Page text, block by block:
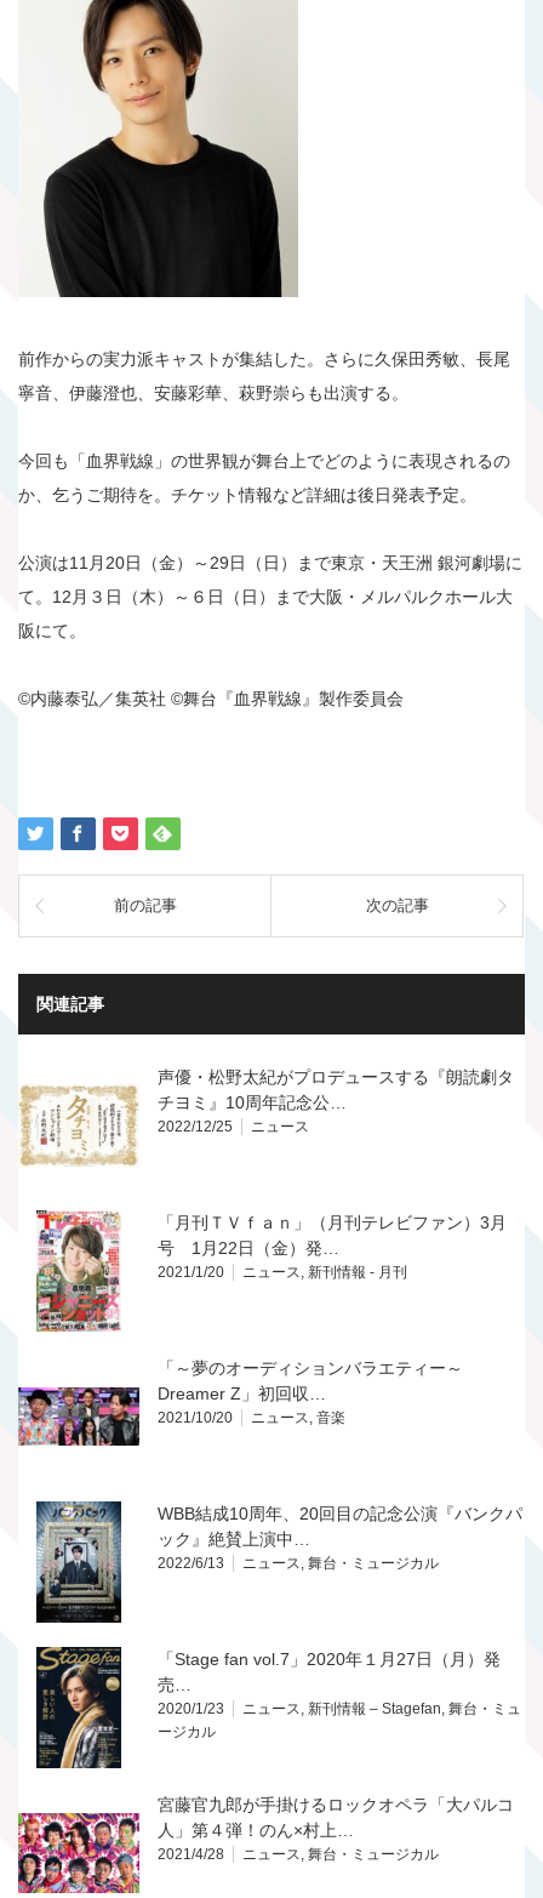
前作からの実力派キャストが集結した。さらに久保田秀敏、長尾
寧音、伊藤澄也、安藤彩華、萩野崇らも出演する。
今回も「血界戦線」の世界観が舞台上でどのように表現されるの
か、乞うご期待を。チケット情報など詳細は後日発表予定。
公演は11月20日（金）～29日（日）まで東京・天王洲 銀河劇場に
て。12月３日（木）～６日（日）まで大阪・メルパルクホール大
阪にて。
©内藤泰弘／集英社 ©舞台『血界戦線』製作委員会
前の記事 次の記事
関連記事
声優・松野太紀がプロデュースする『朗読劇タ
チヨミ』10周年記念公…
2022/12/25 ニュース
「月刊ＴＶｆａｎ」（月刊テレビファン）3月
号 1月22日（金）発…
2021/1/20 ニュース, 新刊情報 - 月刊
「～夢のオーディションバラエティー～
Dreamer Z」初回収…
2021/10/20 ニュース, 音楽
WBB結成10周年、20回目の記念公演『バンクパ
ック』絶賛上演中…
2022/6/13 ニュース, 舞台・ミュージカル
「Stage fan vol.7」2020年１月27日（月）発
売…
2020/1/23 ニュース, 新刊情報 – Stagefan, 舞台・ミュ
ージカル
宮藤官九郎が手掛けるロックオペラ「大パルコ
人」第４弾！のん×村上…
2021/4/28 ニュース, 舞台・ミュージカル